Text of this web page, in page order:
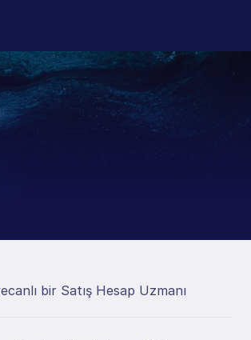
bir Satış Hesap Uzmanı